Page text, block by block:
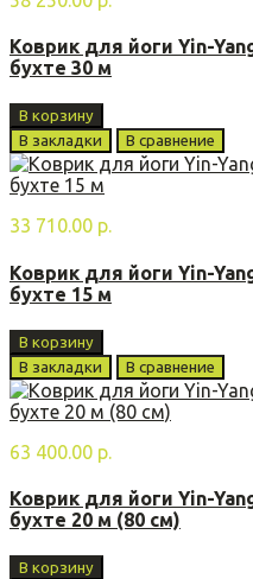
Коврик для йоги Yin-
бухте 30 м
В корзину
В закладки
В сравнение
33 710.00 р.
Коврик для йоги Yin-
бухте 15 м
В корзину
В закладки
В сравнение
63 400.00 р.
Коврик для йоги Yin-
бухте 20 м (80 см)
В корзину